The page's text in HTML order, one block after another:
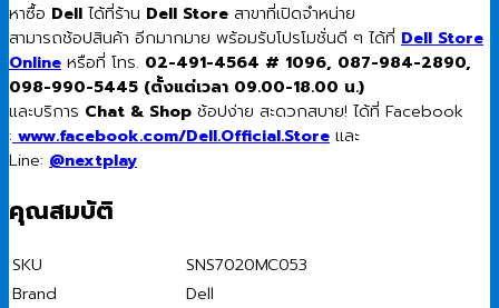
หาซื้อ Dell ได้ที่ร้าน Dell Store สาขาที่เปิดจำหน่าย
สามารถช้อปสินค้า อีกมากมาย พร้อมรับโปรโมชั่นดี ๆ ได้ที่ Dell Store
Online หรือที่ โทร. 02-491-4564 # 1096, 087-984-2890,
098-990-5445 (ตั้งแต่เวลา 09.00-18.00 น.)
และบริการ Chat & Shop ช้อปง่าย สะดวกสบาย! ได้ที่ Facebook
: www.facebook.com/Dell.Official.Store และ
Line: @nextplay
คุณสมบัติ
SKU
SNS7020MC053
Brand
Dell